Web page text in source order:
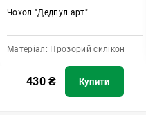
Чохол "Дедпул арт"
Матеріал: Прозорий силікон
430₴ Купити